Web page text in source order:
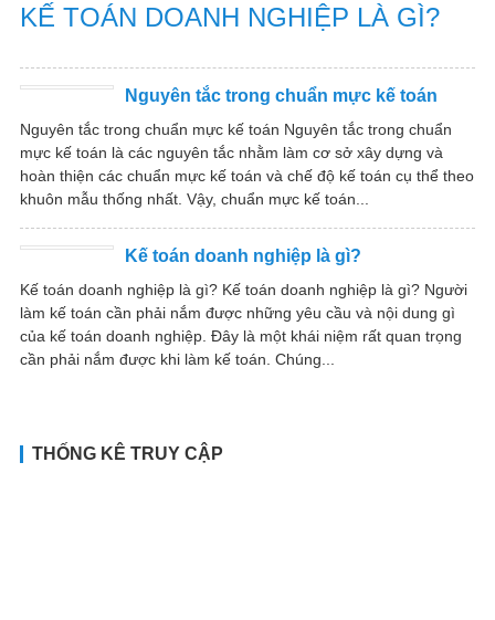
KẾ TOÁN DOANH NGHIỆP LÀ GÌ?
Nguyên tắc trong chuẩn mực kế toán
Nguyên tắc trong chuẩn mực kế toán Nguyên tắc trong chuẩn
mực kế toán là các nguyên tắc nhằm làm cơ sở xây dựng và
hoàn thiện các chuẩn mực kế toán và chế độ kế toán cụ thể theo
khuôn mẫu thống nhất. Vậy, chuẩn mực kế toán...
Kế toán doanh nghiệp là gì?
Kế toán doanh nghiệp là gì? Kế toán doanh nghiệp là gì? Người
làm kế toán cần phải nắm được những yêu cầu và nội dung gì
của kế toán doanh nghiệp. Đây là một khái niệm rất quan trọng
cần phải nắm được khi làm kế toán. Chúng...
THỐNG KÊ TRUY CẬP